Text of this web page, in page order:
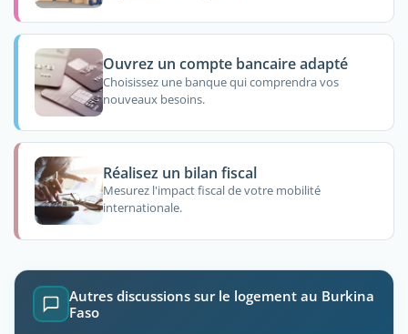
Ouvrez un compte bancaire adapté
Choisissez une banque qui comprendra vos
nouveaux besoins.
Réalisez un bilan fiscal
Mesurez l'impact fiscal de votre mobilité
internationale.
Autres discussions sur le logement au Burkina
Faso